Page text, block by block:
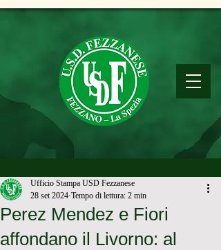
Perez Mendez e Fiori
affondano il Livorno: al
Ufficio Stampa USD Fezzanese
28 set 2024 Tempo di lettura: 2 min